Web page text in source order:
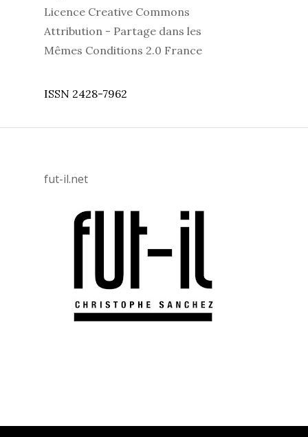
Licence Creative Commons
Attribution - Partage dans les
Mêmes Conditions 2.0 France
ISSN 2428-7962
fut-il.net